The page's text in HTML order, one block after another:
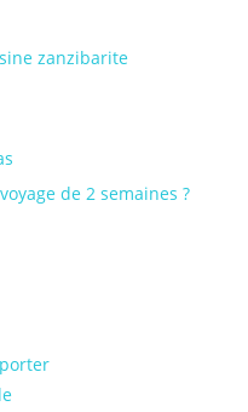
zanzibarite
de 2 semaines ?